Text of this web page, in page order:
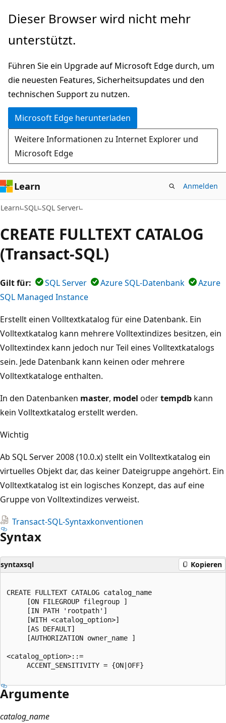
Zu
wechseln
Dieser Browser wird nicht mehr
unterstützt.
Führen Sie ein Upgrade auf Microsoft Edge durch, um
die neuesten Features, Sicherheitsupdates und den
technischen Support zu nutzen.
Microsoft Edge herunterladen
Weitere Informationen zu Internet Explorer und
Microsoft Edge
Learn Anmelden
Learn SQL SQL Server
CREATE FULLTEXT CATALOG
(Transact-SQL)
Gilt für: SQL Server Azure SQL-Datenbank
Azure
SQL Managed Instance
Erstellt einen Volltextkatalog für eine Datenbank. Ein
Volltextkatalog kann mehrere Volltextindizes besitzen, ein
Volltextindex kann jedoch nur Teil eines Volltextkatalogs
sein. Jede Datenbank kann keinen oder mehrere
Volltextkataloge enthalten.
In den Datenbanken master, model odertempdb kann
kein Volltextkatalog erstellt werden.
Wichtig
Ab SQL Server 2008 (10.0.x) stellt ein Volltextkatalog ein
virtuelles Objekt dar, das keiner Dateigruppe angehört. Ein
Volltextkatalog ist ein logisches Konzept, das auf eine
Gruppe von Volltextindizes verweist.
Transact-SQL-Syntaxkonventionen
Syntax
syntaxsql Kopieren
CREATE FULLTEXT CATALOG catalog_name
     [ON FILEGROUP filegroup ]
     [IN PATH 'rootpath']
     [WITH <catalog_option>]
     [AS DEFAULT]
     [AUTHORIZATION owner_name ]
<catalog_option>::=
     ACCENT_SENSITIVITY = {ON|OFF}
Argumente
catalog_name